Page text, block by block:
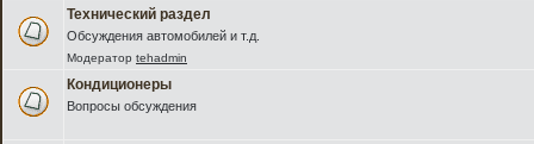
Технический раздел
Обсуждения автомобилей и т.д.
Модератор tehadmin
Кондиционеры
Вопросы обсуждения